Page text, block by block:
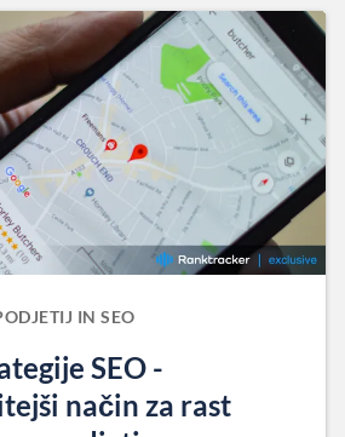
IN SEO
SEO -
način za rast